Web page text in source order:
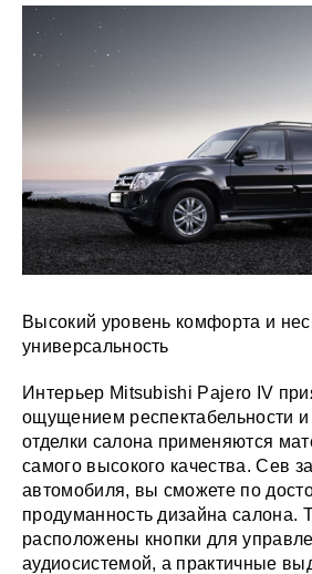
Высокий уровень комфорта и
универсальность
Интерьер Mitsubishi Pajero IV
ощущением респектабельности
отделки салона применяются
самого высокого качества. Сев
автомобиля, вы сможете по
продуманность дизайна салона.
расположены кнопки для
аудиосистемой, а практичные